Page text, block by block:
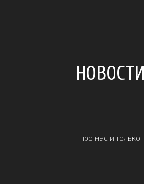
НОВОСТИ
про нас и только